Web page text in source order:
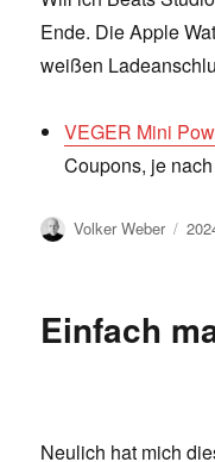
Ende. Die Apple
weißen
VEGER Mini
Coupons, je
Author
Volker Weber
Einfach
Neulich hat mich